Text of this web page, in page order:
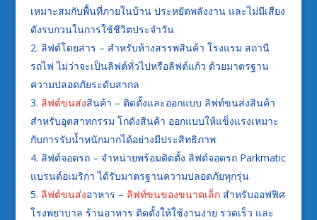
เหมาะสมกับพื้นที่ภายในบ้าน ประหยัดพลังงาน และไม่มีเสียง
ดังรบกวนในการใช้ชีวิตประจำวัน
ลิฟต์โดยสาร – สำหรับห้างสรรพสินค้า โรงแรม สถานี
รถไฟ ไม่ว่าจะเป็นลิฟต์ทั่วไปหรือลิฟต์แก้ว ด้วยมาตรฐาน
ความปลอดภัยระดับสากล
ลิฟต์ขนส่งสินค้า – ติดตั้งและออกแบบ ลิฟท์ขนส่งสินค้า
สำหรับอุตสาหกรรม โกดังสินค้า ออกแบบให้แข็งแรงเหมาะ
กับการรับน้ำหนักมากได้อย่างมีประสิทธิภาพ
ลิฟต์จอดรถ – จำหน่ายพร้อมติดตั้ง ลิฟต์จอดรถ Parkmatic
แบรนด์อเมริกา ได้รับมาตรฐานความปลอดภัยทุกรุ่น
ลิฟต์ขนส่งอาหาร – ลิฟท์ขนของขนาดเล็กสำหรับออฟฟิศ
โรงพยาบาล ร้านอาหาร ติดตั้งให้ใช้งานง่าย รวดเร็ว และ